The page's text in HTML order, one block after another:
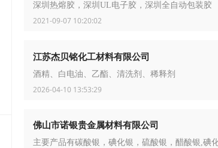
深圳热熔胶，深圳UL电子胶，深圳全自动包装胶
2021-09-07 10:20:02
江苏杰贝铭化工材料有限公司
酒精、白电油、乙酯、清洗剂、稀释剂
2026-04-10 13:53:29
佛山市诺银贵金属材料有限公司
主要产品有碳酸银，碘化银，硫酸银，醋酸银,碘